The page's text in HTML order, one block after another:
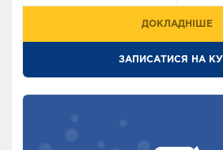
ДОКЛАДНІШЕ
ЗАПИСАТИСЯ НА
База знань